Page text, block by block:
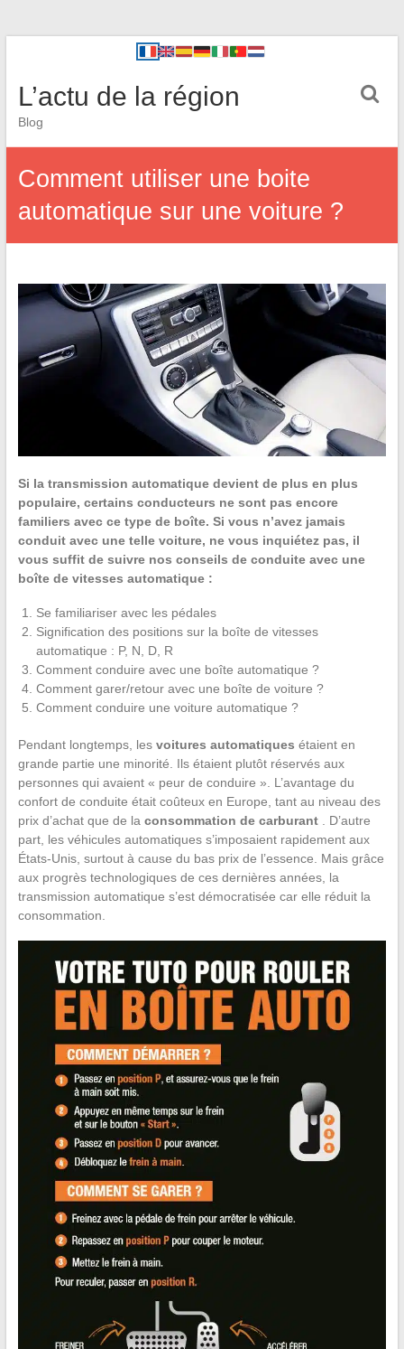
L’actu de la région
Blog
Comment utiliser une boite
automatique sur une voiture ?
Si la transmission automatique devient de plus en plus
populaire, certains conducteurs ne sont pas encore
familiers avec ce type de boîte. Si vous n’avez jamais
conduit avec une telle voiture, ne vous inquiétez pas, il
vous suffit de suivre nos conseils de conduite avec une
boîte de vitesses automatique :
Se familiariser avec les pédales
Signification des positions sur la boîte de vitesses
automatique : P, N, D, R
Comment conduire avec une boîte automatique ?
Comment garer/retour avec une boîte de voiture ?
Comment conduire une voiture automatique ?
Pendant longtemps, les voitures automatiques étaient en
grande partie une minorité. Ils étaient plutôt réservés aux
personnes qui avaient « peur de conduire ». L’avantage du
confort de conduite était coûteux en Europe, tant au niveau des
prix d’achat que de la consommation de carburant. D’autre
part, les véhicules automatiques s’imposaient rapidement aux
États-Unis, surtout à cause du bas prix de l’essence. Mais grâce
aux progrès technologiques de ces dernières années, la
transmission automatique s’est démocratisée car elle réduit la
consommation.